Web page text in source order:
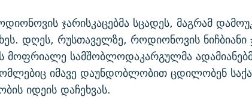
ჯარისკაცებმა სცადეს, მაგრამ
დღეს, რუსთაველზე, როდიონოვის ნიჩბიანი
მოფრიალე სამშობლოდაკარგულმა
იმავე დაუნდობლობით ცდილობენ
იდეის დაჩეხვას.